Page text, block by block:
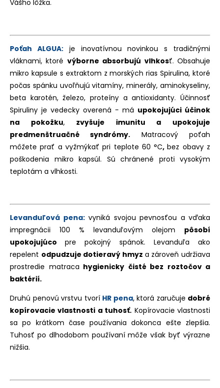
Vášho lôžka.
Poťah ALGUA:
je inovatívnou novinkou s tradičnými
vláknami, ktoré výborne absorbujú vlhkosť. Obsahuje
mikro kapsule s extraktom z morských rias Spirulina, ktoré
počas spánku uvoľňujú vitamíny, minerály, aminokyseliny,
beta karotén, železo, proteíny a antioxidanty. Účinnosť
Spiruliny je vedecky overená - má upokojujúci účinok
na pokožku, zvyšuje imunitu a upokojuje
predmenštruačné syndrómy.
Matracový poťah
môžete prať a vyžmýkať pri teplote 60 °C,bez obavy z
poškodenia mikro kapsúl. Sú chránené proti vysokým
teplotám a vlhkosti.
Levanduľová pena: vyniká svojou pevnosťou a vďaka
impregnácii 100 % levanduľovým olejom pôsobí
upokojujúco pre pokojný spánok. Levanduľa ako
repelent odpudzuje dotieravý hmyz a zároveň udržiava
prostredie matraca hygienicky čisté bez roztočov a
baktérií.
Druhú penovú vrstvu tvorí HR pena, ktorá zaručuje dobré
kopírovacie vlastnosti a tuhosť. Kopírovacie vlastnosti
sa po krátkom čase používania dokonca ešte zlepšia.
Tuhosť po dlhodobom používaní môže však byť výrazne
nižšia.